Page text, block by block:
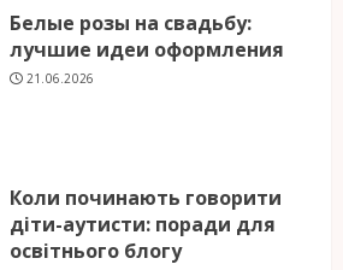
Белые розы на свадьбу:
лучшие идеи оформления
21.06.2026
Коли починають говорити
діти-аутисти: поради для
освітнього блогу